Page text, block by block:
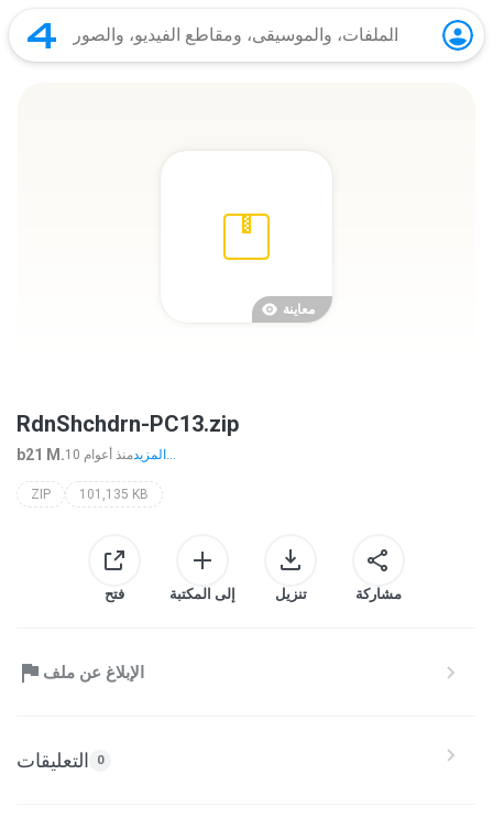
معاينة
RdnShchdrn-PC13.zip
b21 M. 10 منذ أعوام المزيد...
ZIP 101,135 KB
فتح إلى المكتبة تنزيل مشاركة
الإبلاغ عن ملف
التعليقات 0